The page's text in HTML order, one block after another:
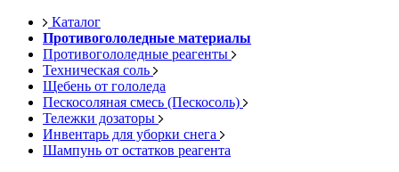
Каталог
Противогололедные материалы
Противогололедные реагенты
Техническая соль
Щебень от гололеда
Пескосоляная смесь (Пескосоль)
Тележки дозаторы
Инвентарь для уборки снега
Шампунь от остатков реагента